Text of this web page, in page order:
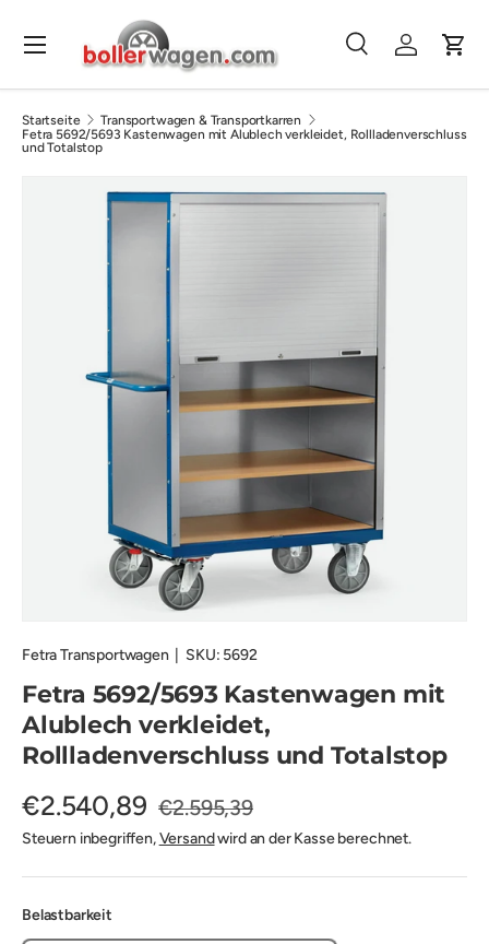
Direkt zum Inhalt
Suchen
SucheEinloggen
Menü
Startseite
Transportwagen & Transportkarren
Fetra 5692/5693 Kastenwagen mit Alublech verkleidet, Rollladenverschluss
und Totalstop
Fetra Transportwagen| SKU: 5692
Fetra 5692/5693 Kastenwagen mit
Alublech verkleidet,
Rollladenverschluss und Totalstop
€2.540,89 €2.595,39
Steuern inbegriffen,Versandwird an der Kasse berechnet.
Belastbarkeit